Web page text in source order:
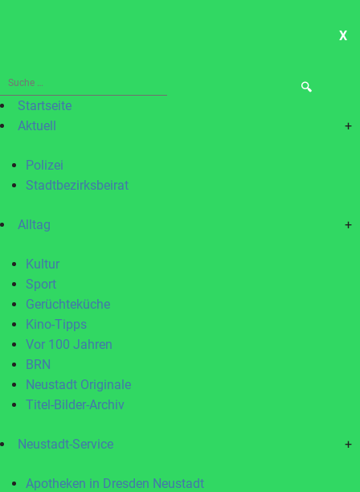
X
Suche
nach:Startseite
Aktuell
+
Polizei
Stadtbezirksbeirat
Alltag +
Kultur
Sport
Gerüchteküche
Kino-Tipps
Vor 100 Jahren
BRN
Neustadt Originale
Titel-Bilder-Archiv
Neustadt-Service +
Apotheken in Dresden Neustadt